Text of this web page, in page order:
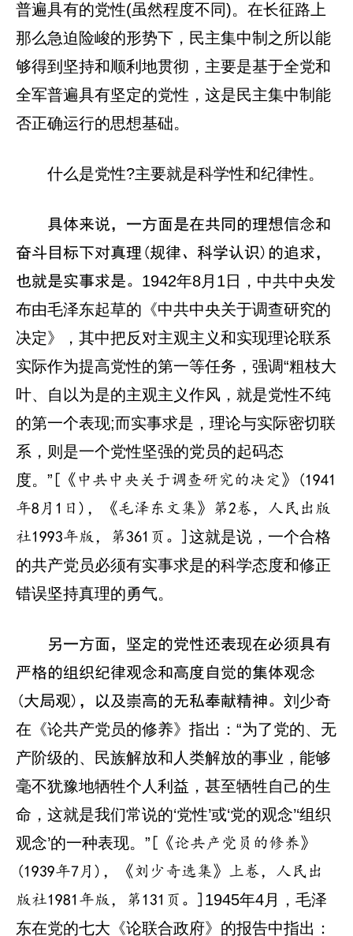
普遍具有的党性(虽然程度不同)。在长征路上
那么急迫险峻的形势下，民主集中制之所以能
够得到坚持和顺利地贯彻，主要是基于全党和
全军普遍具有坚定的党性，这是民主集中制能
否正确运行的思想基础。
什么是党性?主要就是科学性和纪律性。
具体来说，一方面是在共同的理想信念和
奋斗目标下对真理(规律、科学认识)的追求，
也就是实事求是。 1942年8月1日，中共中央发
布由毛泽东起草的《中共中央关于调查研究的
决定》，其中把反对主观主义和实现理论联系
实际作为提高党性的第一等任务，强调“粗枝大
叶、自以为是的主观主义作风，就是党性不纯
的第一个表现;而实事求是，理论与实际密切联
系，则是一个党性坚强的党员的起码态
度。” [《中共中央关于调查研究的决定》(1941
年8月1日)，《毛泽东文集》第2卷，人民出版
社1993年版，第361页。] 这就是说，一个合格
的共产党员必须有实事求是的科学态度和修正
错误坚持真理的勇气。
另一方面，坚定的党性还表现在必须具有
严格的组织纪律观念和高度自觉的集体观念
(大局观)，以及崇高的无私奉献精神。 刘少奇
在《论共产党员的修养》指出：“为了党的、无
产阶级的、民族解放和人类解放的事业，能够
毫不犹豫地牺牲个人利益，甚至牺牲自己的生
命，这就是我们常说的‘党性’或‘党的观念’‘组织
观念’的一种表现。” [《论共产党员的修养》
(1939年7月)，《刘少奇选集》上卷，人民出
版社1981年版，第131页。] 1945年4月，毛泽
东在党的七大《论联合政府》的报告中指出：